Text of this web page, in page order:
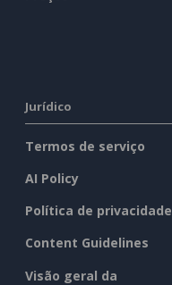
Jurídico
Termos de serviço
AI Policy
Política de privacidade
Content Guidelines
Visão geral da